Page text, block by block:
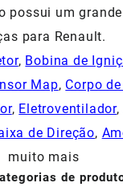
possui um
para Renault.
, Bobina de
Map, Corpo
, Eletroventilador,
de Direção,
muito mais
de